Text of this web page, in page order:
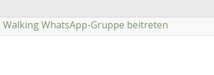
Walking WhatsApp-Gruppe beitreten